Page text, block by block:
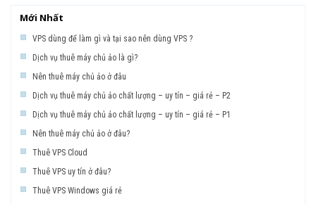
Mới Nhất
VPS dùng để làm gì và tại sao nên dùng VPS ?
Dịch vụ thuê máy chủ ảo là gì?
Nên thuê máy chủ ảo ở đâu
Dịch vụ thuê máy chủ ảo chất lượng – uy tín – giá rẻ – P2
Dịch vụ thuê máy chủ ảo chất lượng – uy tín – giá rẻ – P1
Nên thuê máy chủ ảo ở đâu?
Thuê VPS Cloud
Thuê VPS uy tín ở đâu?
Thuê VPS Windows giá rẻ